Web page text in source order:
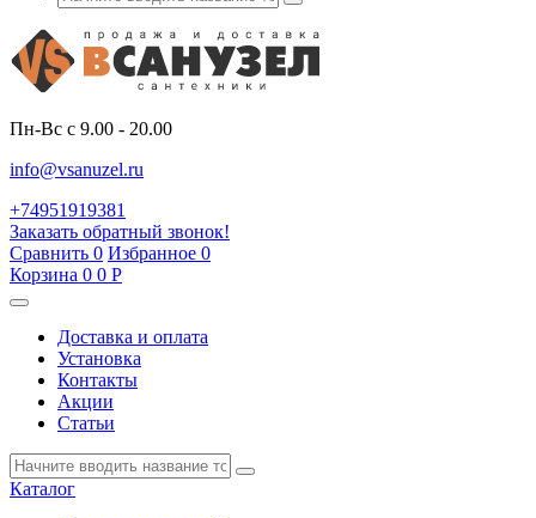
Пн-Вс с 9.00 - 20.00
info@vsanuzel.ru
+74951919381
Заказать обратный звонок!
Сравнить 0 Избранное 0
Корзина 0 0 Р
Доставка и оплата
Установка
Контакты
Акции
Статьи
Каталог